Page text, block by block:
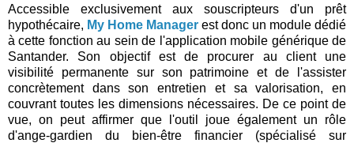
Accessible exclusivement aux souscripteurs d'un prêt
hypothécaire, My Home Manager est donc un module dédié
à cette fonction au sein de l'application mobile générique de
Santander. Son objectif est de procurer au client une
visibilité permanente sur son patrimoine et de l'assister
concrètement dans son entretien et sa valorisation, en
couvrant toutes les dimensions nécessaires. De ce point de
vue, on peut affirmer que l'outil joue également un rôle
d'ange-gardien du bien-être financier (spécialisé sur